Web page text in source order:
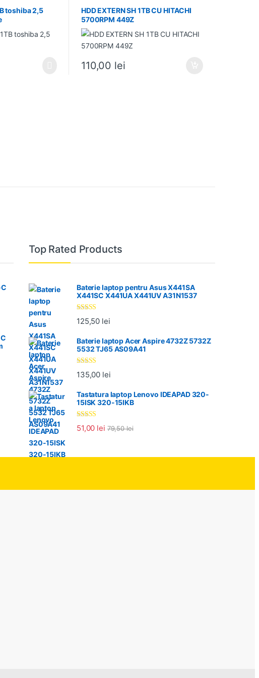
toshiba 2,5
HDD EXTERN SH 1TB CU HITACHI
5700RPM 449Z
110,00 lei
Top Rated Products
Baterie laptop pentru Asus X441SA
X441SC X441UA X441UV A31N1537
Evaluat la
5.00din 5
125,50 lei
Baterie laptop Acer Aspire 4732Z 5732Z
5532 TJ65 AS09A41
Evaluat la
5.00din 5
135,00 lei
Tastatura laptop Lenovo IDEAPAD 320-
15ISK 320-15IKB
Evaluat la
5.00din 5
51,00 lei 79,50lei